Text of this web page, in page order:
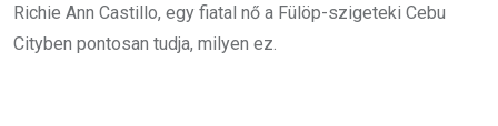
Richie Ann Castillo, egy fiatal nő a Fülöp-szigeteki Cebu
Cityben pontosan tudja, milyen ez.